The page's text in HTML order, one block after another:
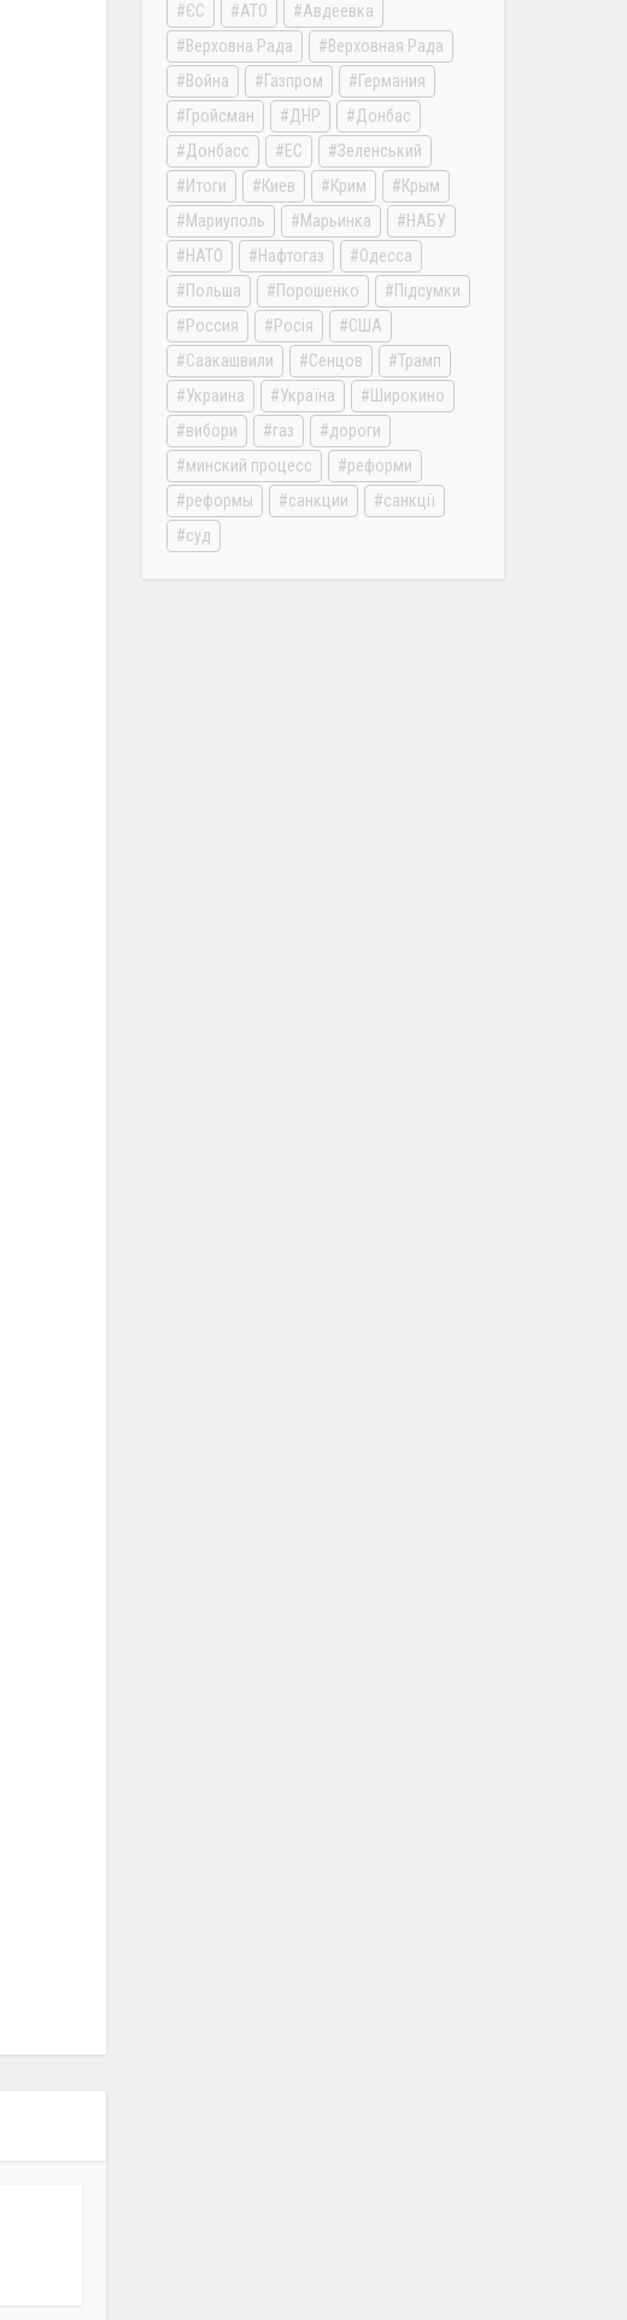
ЄС АТО
Авдеевка
Верховна Рада
Верховная Рада
Война
Газпром
Германия
Гройсман
ДНР
Донбас
Донбасс
ЕС
Зеленський
Итоги
Киев Крим
Крым
Мариуполь
Марьинка
НАБУ
НАТО
Нафтогаз
Одесса
Польша
Порошенко
Підсумки
Россия
Росія
США
Саакашвили
Сенцов
Трамп
Украина
Україна
Широкино
вибори
газ
дороги
минский процесс
реформи
реформы
санкции
санкції
суд